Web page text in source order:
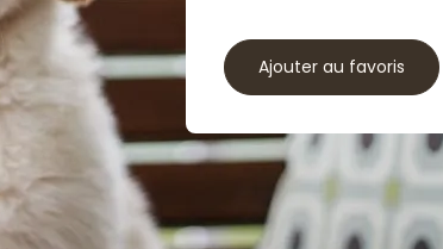
Ajouter au favoris